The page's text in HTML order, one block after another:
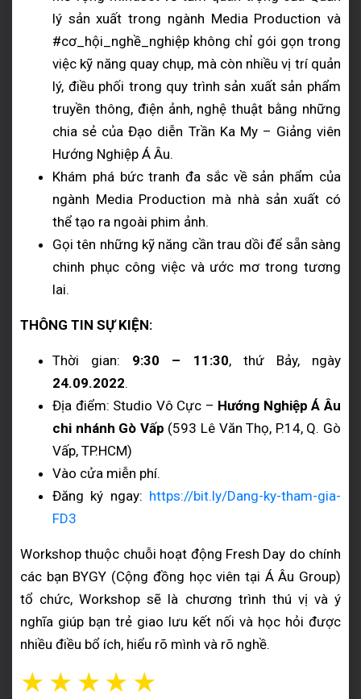
lý sản xuất trong ngành Media Production và
#cơ_hội_nghề_nghiệp không chỉ gói gọn trong
việc kỹ năng quay chụp, mà còn nhiều vị trí quản
lý, điều phối trong quy trình sản xuất sản phẩm
truyền thông, điện ảnh, nghệ thuật bằng những
chia sẻ của Đạo diễn Trần Ka My – Giảng viên
Hướng Nghiệp Á Âu.
Khám phá bức tranh đa sắc về sản phẩm của
ngành Media Production mà nhà sản xuất có
thể tạo ra ngoài phim ảnh.
Gọi tên những kỹ năng cần trau dồi để sẵn sàng
chinh phục công việc và ước mơ trong tương
lai.
THÔNG TIN SỰ KIỆN:
Thời gian: 9:30 – 11:30, thứ Bảy, ngày
24.09.2022.
Địa điểm: Studio Vô Cực – Hướng Nghiệp Á Âu
chi nhánh Gò Vấp (593 Lê Văn Thọ, P.14, Q. Gò
Vấp, TP.HCM)
Vào cửa miễn phí.
Đăng ký ngay: https://bit.ly/Dang-ky-tham-gia-
FD3
Workshop thuộc chuỗi hoạt động Fresh Day do chính
các bạn BYGY (Cộng đồng học viên tại Á Âu Group)
tổ chức, Workshop sẽ là chương trình thú vị và ý
nghĩa giúp bạn trẻ giao lưu kết nối và học hỏi được
nhiều điều bổ ích, hiểu rõ mình và rõ nghề.
☆
☆
☆
☆
☆